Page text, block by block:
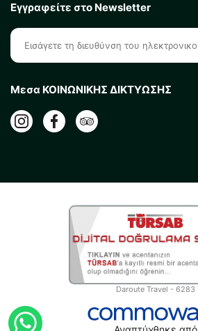
Εγγραφείτε στο Newsletter
Μεσα ΚΟΙΝΩΝΙΚΗΣ ΔΙΚΤΥΩΣΗΣ
Daroute Travel - 6283